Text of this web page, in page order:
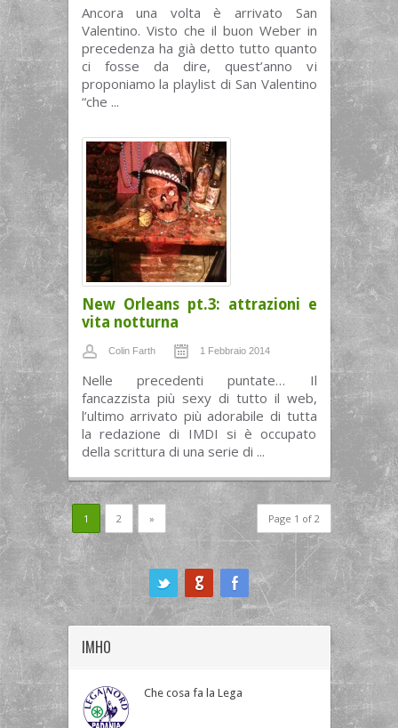
Ancora una volta è arrivato San
Valentino. Visto che il buon Weber in
precedenza ha già detto tutto quanto
ci fosse da dire, quest’anno vi
proponiamo la playlist di San Valentino
“che ...
New Orleans pt.3: attrazioni e
vita notturna
Colin Farth 1 Febbraio 2014
Nelle precedenti puntate… Il
fancazzista più sexy di tutto il web,
l’ultimo arrivato più adorabile di tutta
la redazione di IMDI si è occupato
della scrittura di una serie di ...
Page 1 of 2
1 2 »
IMHO
Che cosa fa la Lega